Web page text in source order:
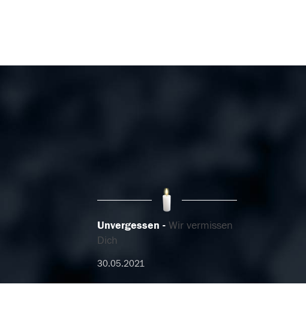
Unvergessen
Wir vermissen
Dich
30.05.2021